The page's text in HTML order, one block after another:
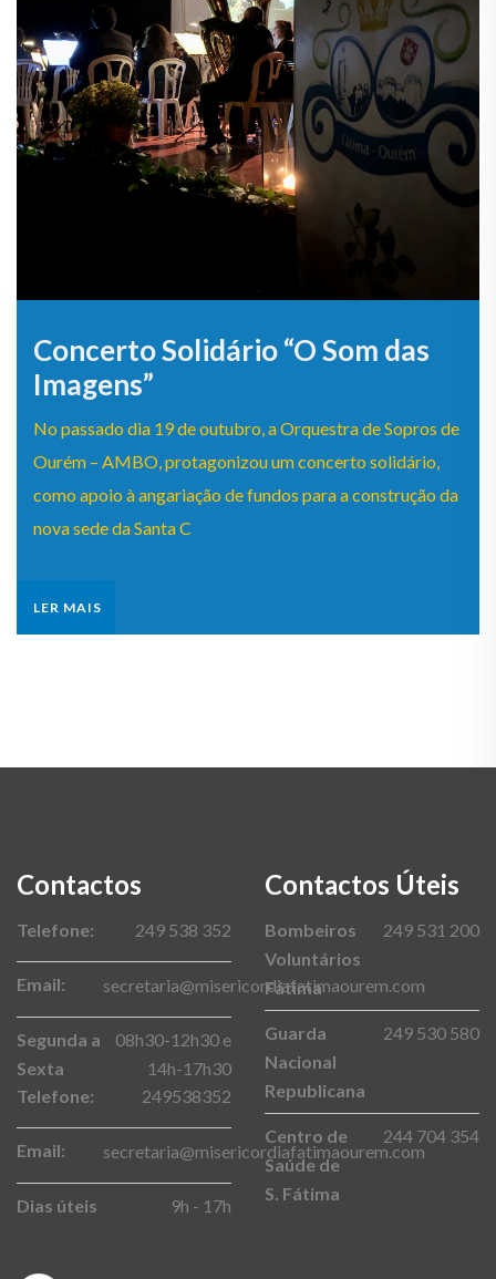
Concerto Solidário “O Som das
Imagens”
No passado dia 19 de outubro, a Orquestra de Sopros de
Ourém – AMBO, protagonizou um concerto solidário,
como apoio à angariação de fundos para a construção da
nova sede da Santa C
LER MAIS
Contactos
Telefone: 249 538 352
Email: secretaria@misericordiafatimaourem.com
Segunda a
Sexta
08h30-12h30 e
14h-17h30
Telefone:
249538352
Email: secretaria@misericordiafatimaourem.com
Dias úteis 9h - 17h
Contactos Úteis
Bombeiros
Voluntários
Fátima
249 531 200
Guarda
Nacional
Republicana
249 530 580
Centro de
Saúde de
S. Fátima
244 704 354